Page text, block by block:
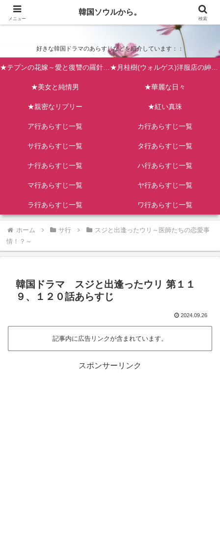
韓国ソウルから。
好きな韓国ドラマのあらすじなどを紹介しています：：
★テプンの花嫁～愛と復讐の羅針盤（台風の新婦） ★月桂樹(ウォルゲス)洋服店の紳士たち
★美女と純情男 ★華麗な日々
★親密なリプリー ★紅い真珠
ア行あらすじ一覧 カ行あらすじ一覧
サ行あらすじ一覧 タ行あらすじ一覧
ナ行あらすじ一覧 ハ行あらすじ一覧
マ行あらすじ一覧 ヤ行あらすじ一覧
ラ行あらすじ一覧 ワ行あらすじ一覧
ホーム サ行
スジと出逢ったウリ～医師たちの恋愛事
情！？～
韓国ドラマ スジと出逢ったウリ 第１１
９、１２０話あらすじ
2024.09.26
記事内に広告リンクが含まれています。
スポンサーリンク
メニュー
韓国ソウルから。
検索